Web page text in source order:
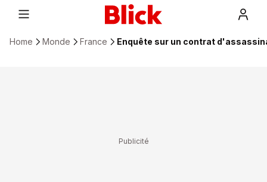
Home Monde France Enquête sur un contrat